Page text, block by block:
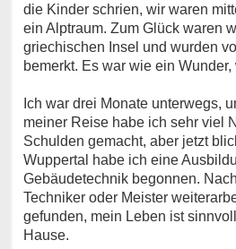
die Kinder schrien, wir waren
ein Alptraum. Zum Glück waren
griechischen Insel und wurden
bemerkt. Es war wie ein
Ich war drei Monate unterwegs,
meiner Reise habe ich sehr viel
Schulden gemacht, aber jetzt
Wuppertal habe ich eine
Gebäudetechnik begonnen.
Techniker oder Meister
gefunden, mein Leben ist
Hause.